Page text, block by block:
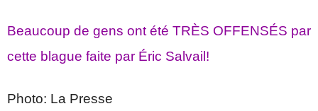
Beaucoup de gens ont été TRÈS OFFENSÉS par
cette blague faite par Éric Salvail!
Photo: La Presse